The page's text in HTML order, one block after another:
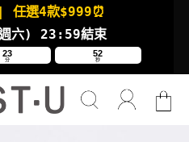
| 任選4款$999⏰
六) 23:59結束
23
分
51
秒